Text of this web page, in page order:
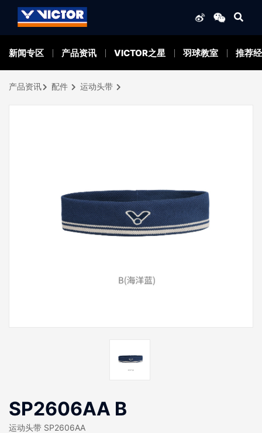
新闻专区 产品资讯 VICTOR之星 羽球教室 推荐
产品资讯 配件 运动头带
SP2606AA B
运动头带 SP2606AA